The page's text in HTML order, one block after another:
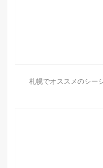
札幌でオススメのシー